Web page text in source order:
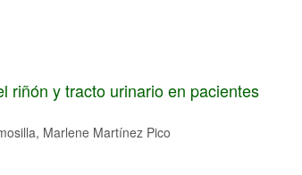
riñón y tracto urinario en pacientes
Marlene Martínez Pico